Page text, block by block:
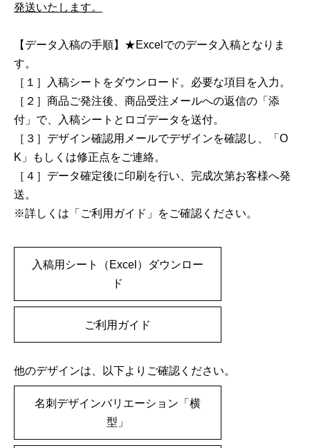
発送いたします。
【データ入稿の手順】★Excelでのデータ入稿となりま
す。
［１］入稿シートをダウンロード。必要な項目を入力。
［２］商品ご発注後、商品受注メールへの返信の「添
付」で、入稿シートとロゴデータを送付。
［３］デザイン確認用メールでデザインを確認し、「O
K」もしくは修正点をご連絡。
［４］データ確定後に印刷を行い、完成次第お客様へ発
送。
※詳しくは「ご利用ガイド」をご確認ください。
入稿用シート（Excel）ダウンロー
ド
ご利用ガイド
他のデザインは、以下よりご確認ください。
名刺デザインバリエーション「横
型」